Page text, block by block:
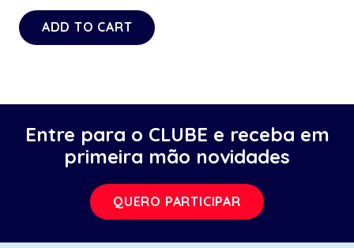
ADD TO CART
Entre para o CLUBE e receba em
primeira mão novidades
QUERO PARTICIPAR